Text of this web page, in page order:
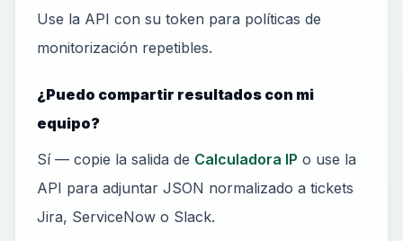
Use la API con su token para políticas de
monitorización repetibles.
¿Puedo compartir resultados con mi
equipo?
Sí — copie la salida de Calculadora IP o use la
API para adjuntar JSON normalizado a tickets
Jira, ServiceNow o Slack.